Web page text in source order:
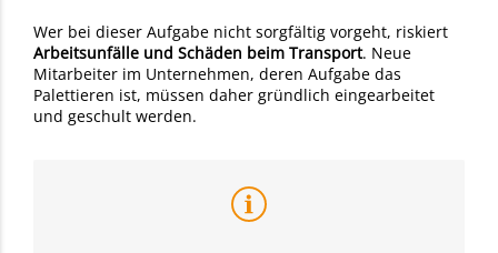
Wer bei dieser Aufgabe nicht sorgfältig vorgeht, riskiert
Arbeitsunfälle und Schäden beim Transport. Neue
Mitarbeiter im Unternehmen, deren Aufgabe das
Palettieren ist, müssen daher gründlich eingearbeitet
und geschult werden.